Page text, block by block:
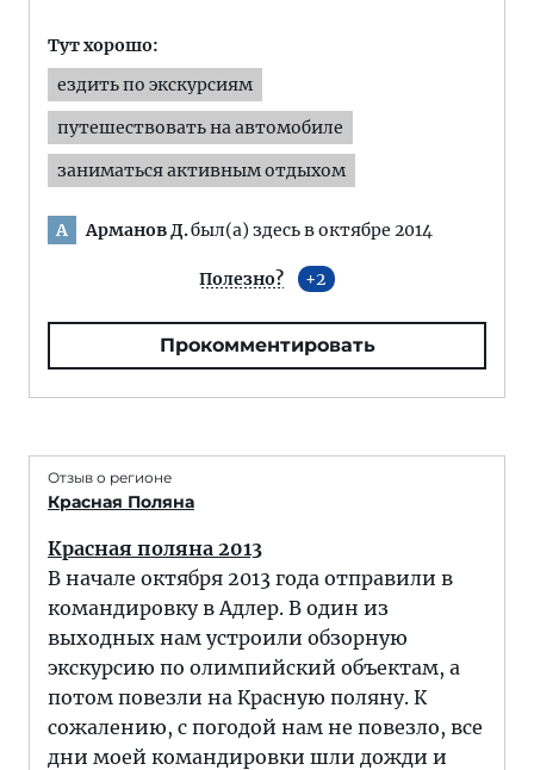
Тут хорошо:
ездить по экскурсиям
путешествовать на автомобиле
заниматься активным отдыхом
А Арманов Д.был(а) здесь в октябре 2014
Полезно? 2
Прокомментировать
Отзыв о регионе
Красная Поляна
Красная поляна 2013
В начале октября 2013 года отправили в
командировку в Адлер. В один из
выходных нам устроили обзорную
экскурсию по олимпийский объектам, а
потом повезли на Красную поляну. К
сожалению, с погодой нам не повезло, все
дни моей командировки шли дожди и